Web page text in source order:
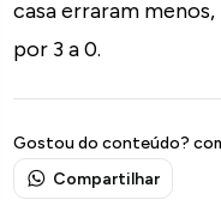
casa erraram
por 3 a 0.
Gostou do conteúdo?
Compartilhar